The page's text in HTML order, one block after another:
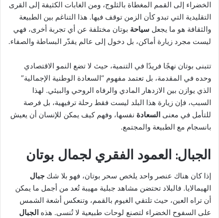
الخضراء إلى القمم المغطاة بالثلوج، ومن الغابات الكثيفة إلى القرى
التقليدية التي تبدو كأن الزمن توقف فيها. هذا التناغم بين الطبيعة
والثقافة هو ما يجعل سياحة بوتان مختلفة عن أي تجربة أخرى، فهي
ليست مجرد زيارة أماكن، بل دخول إلى عالم يقدّر البساطة والصفاء.
تتبنى بوتان نهجًا فريدًا في التنمية، حيث لا تضع النمو الاقتصادي
وحده في المقدمة، بل تعتمد مفهوم “السعادة الوطنية الإجمالية”
الذي يوازن بين الازدهار المادي والرفاه الروحي والبيئي. لهذا
السبب، فإن زيارة هذا البلد ليست فقط رحلة ترفيهية، بل فرصة
للتأمل في معنى السعادة نفسها، وفهم كيف يمكن للإنسان أن يعيش
بانسجام مع الطبيعة والمجتمع.
الجبال: العمود الفقري لجمال بوتان
إذا كان هناك عنصر واحد يلخص سحر بوتان، فهو بلا شك جبال
الهيمالايا. فالبلاد تحتضن مشاهد جبلية مهيبة تُعد من أجمل ما يمكن
أن تراه العين، حيث تلتقي الغيوم بالقمم، وتنعكس أشعة الشمس
على السفوح الخضراء لتصنع لوحات طبيعية لا تُنسى. هذه الجبال